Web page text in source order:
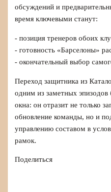
обсуждений и
время ключевыми станут:
- позиция тренеров обоих
- готовность «Барселоны»
- окончательный выбор
Переход защитника из
одним из заметных
окна: он отразит не только
обновление команды, но и
управлению составом в
рамок.
Поделиться